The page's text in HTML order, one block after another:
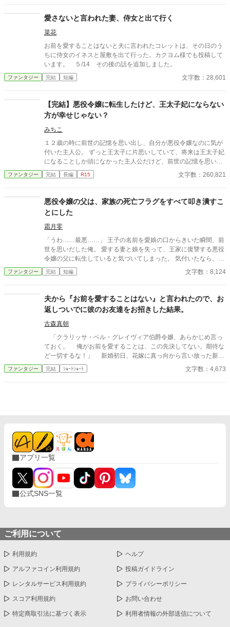
らの陳情の山、そして紅茶の淹れ方すら知らない自分。三ヶ月
後、かつて「地味な妻」と呼ばれたルチアは、辺境伯の財務顧問
として辣腕を振るっていた。
愛さないと言われた妻、侍女と出て行く
菜花
お前を愛することはないと夫に言われたコレットは、その日のう
ちに侍女のイネスと屋敷を出て行った。カクヨム様でも投稿して
います。 ５/14 その後の話を追加しました。
ファンタジー 完結 短編 文字数：28,601
【完結】悪役令嬢に転生したけど、王太子妃にならない
方が幸せじゃない？
みちこ
１２歳の時に前世の記憶を思い出し、自分が悪役令嬢なのに気が
付いた主人公。 ずっと王太子に片思いしていて、将来は王太子妃
になることしか頭になかった主人公だけど、前世の記憶を思い出
したことで、王太子の何が良かったのか疑問に思うようになる
色々としがらみがある王太子妃になるより、このまま公爵家の娘
ファンタジー 完結 長編 R15 文字数：260,821
悪役令嬢の父は、家族の死亡フラグをすべて叩き潰すこ
とにした
霜月零
「うわ……最悪……」 王子の名前を愛娘の口からきいた瞬間、前
世を思いだした俺。 愛する妻と娘を失って、王家に復讐する悪役
令嬢の父に転生していると気づいてしまった。 気付いたなら、妻
と娘の死亡フラグは破壊するよ。 まだ二人とも生きてるからね。
物語の通りになんて、させるか！ ※他サイトにも掲載中
ファンタジー 完結 短編 文字数：8,124
夫から『お前を愛することはない』と言われたので、お
返しついでに彼のお友達をお招きした結果。
古森真朝
「クラリッサ・ベル・グレイヴィア伯爵令嬢、あらかじめ言っ
ておく。 俺がお前を愛することは、この先決してない。期待な
ど一切するな！」 新婚初日、花嫁に真っ向から言い放った新郎
アドルフ。それに対して、クラリッサが返したのは―― ※ぬるい
ですがホラー要素があります。苦手な方はご注意ください。
ファンタジー 完結 ｼｮｰﾄｼｮｰﾄ 文字数：4,673
アプリ一覧
公式SNS一覧
ご利用について
利用規約 ヘルプ
アルファコイン利用規約 投稿ガイドライン
レンタルサービス利用規約 プライバシーポリシー
スコア利用規約 お問い合わせ
特定商取引法に基づく表示 利用者情報の外部送信について